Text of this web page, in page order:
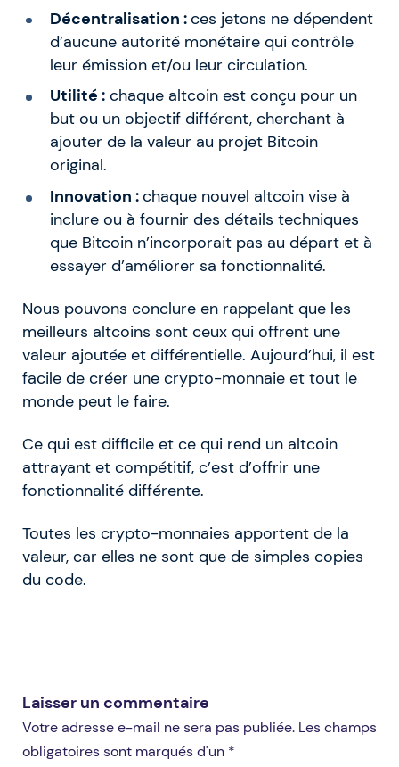
Décentralisation :ces jetons ne dépendent
d’aucune autorité monétaire qui contrôle
leur émission et/ou leur circulation.
Utilité :chaque altcoin est conçu pour un
but ou un objectif différent, cherchant à
ajouter de la valeur au projet Bitcoin
original.
Innovation :chaque nouvel altcoin vise à
inclure ou à fournir des détails techniques
que Bitcoin n’incorporait pas au départ et à
essayer d’améliorer sa fonctionnalité.
Nous pouvons conclure en rappelant que les
meilleurs altcoins sont ceux qui offrent une
valeur ajoutée et différentielle. Aujourd’hui, il est
facile de créer une crypto-monnaie et tout le
monde peut le faire.
Ce qui est difficile et ce qui rend un altcoin
attrayant et compétitif, c’est d’offrir une
fonctionnalité différente.
Toutes les crypto-monnaies apportent de la
valeur, car elles ne sont que de simples copies
du code.
Laisser un commentaire
Votre adresse e-mail ne sera pas publiée. Les champs
obligatoires sont marqués d'un *